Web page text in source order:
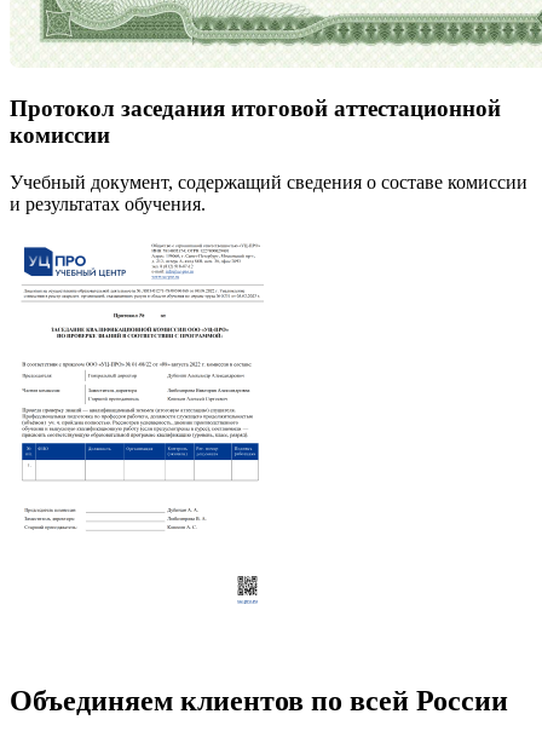
Протокол заседания итоговой аттестационной
комиссии
Учебный документ, содержащий сведения о составе комиссии
и результатах обучения.
Объединяем клиентов по всей России